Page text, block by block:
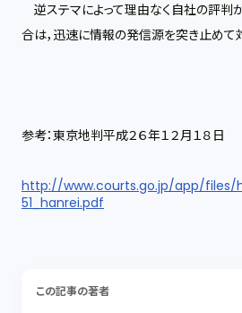
逆ステマによって理由なく自社の評判
合は，迅速に情報の発信源を突き止めて
参考：東京地判平成２６年１２月１８日
http://www.courts.go.jp/app/files/
51_hanrei.pdf
この記事の著者